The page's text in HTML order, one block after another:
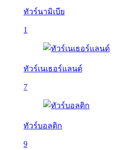
ทัวร์นามิเบีย
1
ทัวร์เนเธอร์แลนด์
7
ทัวร์บอลติก
9